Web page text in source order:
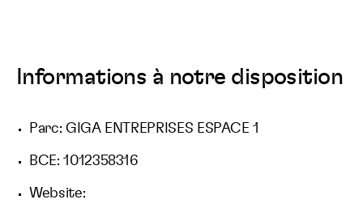
Informations à notre disposition
Parc: GIGA ENTREPRISES ESPACE 1
BCE: 1012358316
Website: